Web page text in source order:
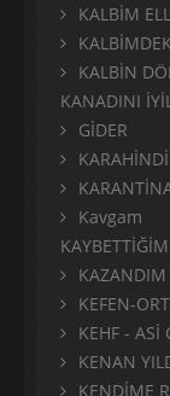
KALBİM
KALBİN
KANADINI
GİDER
Kavgam
KAZANDIM
KEFEN-
KEHF - ASİ
KENAN
KENDİME